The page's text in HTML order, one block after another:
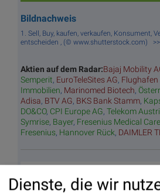
Bildnachweis
1. Sell, Buy, kaufen, verkaufen, Konsument,
entscheiden , (© www.shutterstock.com)
Aktien auf dem Radar:Bajaj Mobility
Semperit, EuroTeleSites AG, Flughafen
Immobilien, Marinomed Biotech,
Adisa, BTV AG, BKS Bank Stamm,
DO&CO, CPI Europe AG, Telekom
Symrise, Bayer, Fresenius Medical Care
Fresenius, Hannover Rück, DAIMLER
Dienste, die wir